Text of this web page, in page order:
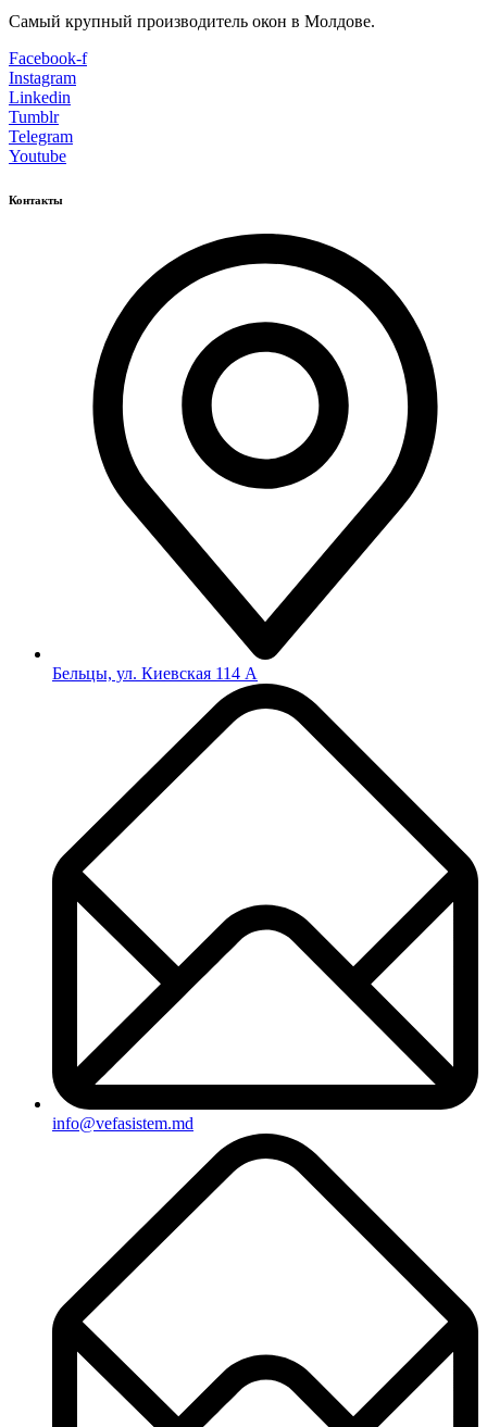
Самый крупный производитель окон в Молдове.
Facebook-f
Instagram
Linkedin
Tumblr
Telegram
Youtube
Контакты
Бельцы, ул. Киевская 114 А
info@vefasistem.md